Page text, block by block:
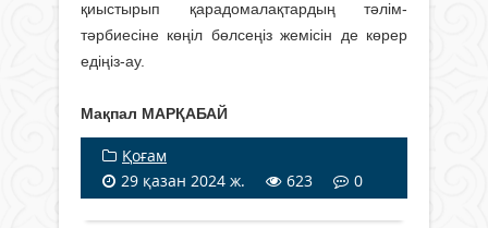
қиыстырып қарадомалақтардың тәлім-
тәрбиесіне көңіл бөлсеңіз жемісін де көрер
едіңіз-ау.
Мақпал МАРҚАБАЙ
Қоғам
29 қазан 2024 ж.
623 0